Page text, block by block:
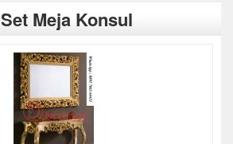
Set Meja Konsul